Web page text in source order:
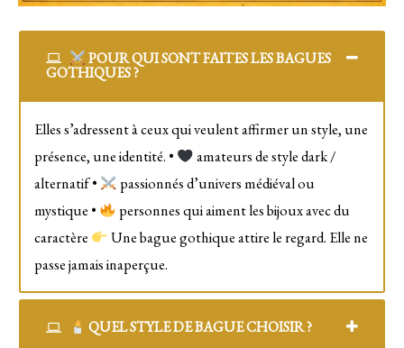
POUR QUI SONT FAITES LES BAGUES
GOTHIQUES ?
Elles s’adressent à ceux qui veulent affirmer un style, une
présence, une identité. •
amateurs de style dark /
alternatif •
passionnés d’univers médiéval ou
mystique •
personnes qui aiment les bijoux avec du
caractère
Une bague gothique attire le regard. Elle ne
passe jamais inaperçue.
QUEL STYLE DE BAGUE CHOISIR ?